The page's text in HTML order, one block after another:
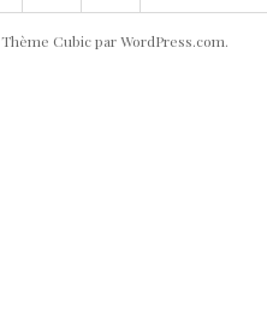
Thème Cubic parWordPress.com.